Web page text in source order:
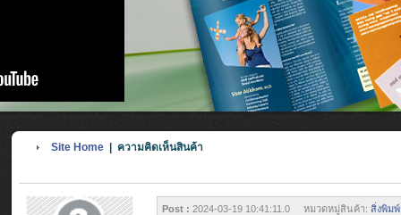
Site Home| ความคิดเห็นสินค้า
Post : 2024-03-19 10:41:11.0 หมวดหมู่สินค้า: สิ่งพิม